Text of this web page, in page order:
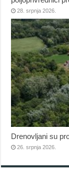
28. srpnja 2026.
Drenovljani su
26. srpnja 2026.